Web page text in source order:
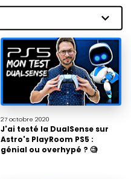
27 octobre 2020
J'ai testé la DualSense sur
Astro's PlayRoom PS5 :
génial ou overhypé ? 🧐